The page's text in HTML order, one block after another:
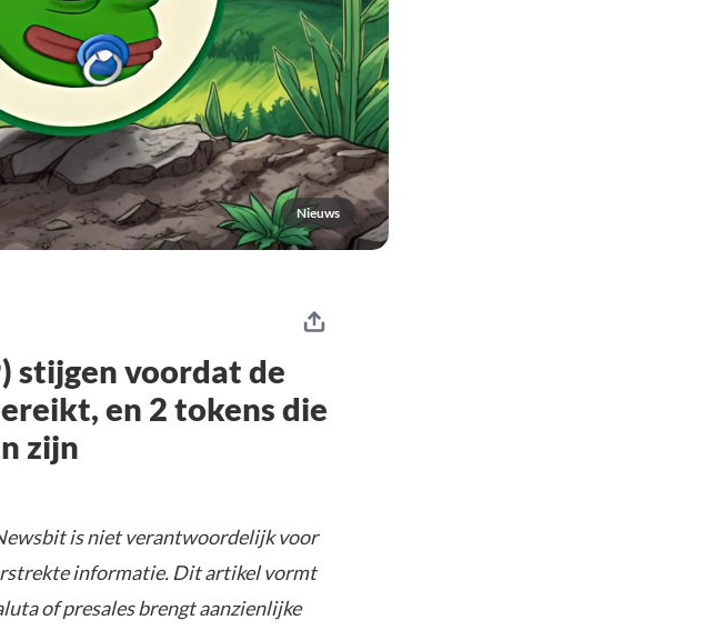
Nieuws
stijgen voordat de
en 2 tokens die
zijn
is niet verantwoordelijk voor
informatie. Dit artikel vormt
of presales brengt aanzienlijke